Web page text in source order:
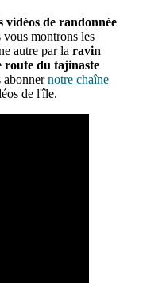
vidéos de randonnée
montrons les
autre par la ravin
route du tajinaste
abonnernotre chaîne
de l'île.